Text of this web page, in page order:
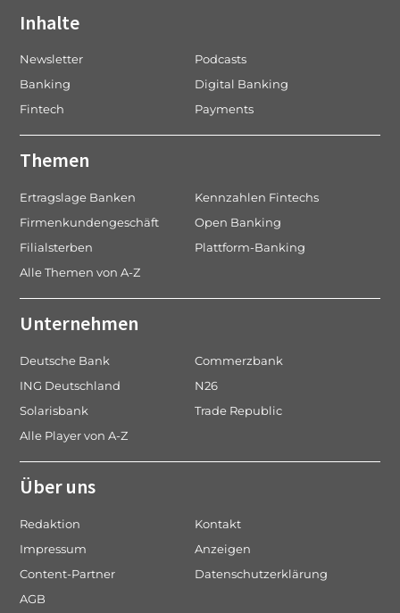
Inhalte
Newsletter
Podcasts
Banking
Digital Banking
Fintech
Payments
Themen
Ertragslage Banken
Kennzahlen Fintechs
Firmenkundengeschäft
Open Banking
Filialsterben
Plattform-Banking
Alle Themen von A-Z
Unternehmen
Deutsche Bank
Commerzbank
ING Deutschland
N26
Solarisbank
Trade Republic
Alle Player von A-Z
Über uns
Redaktion
Kontakt
Impressum
Anzeigen
Content-Partner
Datenschutzerklärung
AGB